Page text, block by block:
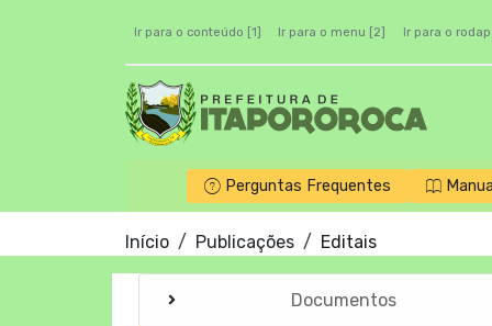
Ir para o conteúdo [1] Ir para o menu [2] Ir para o
Perguntas Frequentes
Início Publicações Editais
Documentos